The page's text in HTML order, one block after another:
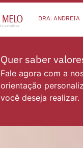
DRA. ANDREIA
Quer saber
Fale agora com a
orientação
você deseja realizar.